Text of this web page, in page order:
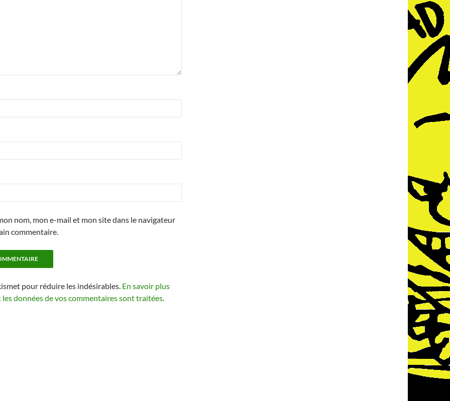
nom, mon e-mail et mon site dans le navigateur
commentaire.
pour réduire les indésirables. En savoir plus
données de vos commentaires sont traitées.